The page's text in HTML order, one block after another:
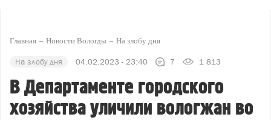
Главная Новости Вологды На злобу дня
На злобу дня 04.02.2023 - 23:40 7 1 813
В Департаменте городского
хозяйства уличили вологжан во